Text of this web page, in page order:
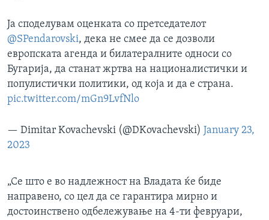
Ја споделувам оценката со претседателот
@SPendarovski, дека не смее да се дозволи
европската агенда и билатералните односи со
Бугарија, да станат жртва на националистички и
популистички политики, од која и да е страна.
pic.twitter.com/mGn9LvfNlo
— Dimitar Kovachevski (@DKovachevski) January 23,
2023
„Се што е во надлежност на Владата ќе биде
направено, со цел да се гарантира мирно и
достоинствено одбележување на 4-ти февруари,